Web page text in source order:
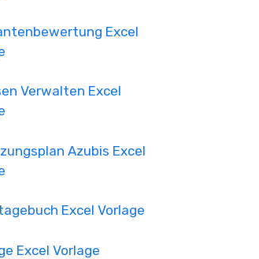
Excel
Verwalten Excel
Azubis Excel
Excel Vorlage
Excel Vorlage